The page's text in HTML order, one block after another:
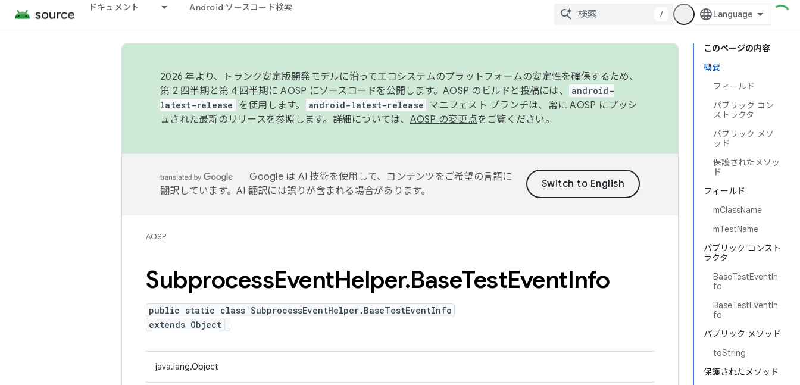
ドキュメント Android ソースコード検索
/
このページの内容
概要
フィールド
パブリック コン
ストラクタ
パブリック メソ
ッド
保護されたメソッ
ド
フィールド
mClassName
mTestName
パブリック コンスト
ラクタ
BaseTestEventIn
fo
BaseTestEventIn
fo
パブリック メソッド
toString
保護されたメソッド
2026 年より、トランク安定版開発モデルに沿ってエコシステムのプラットフォームの安定性を確保するため、
第 2 四半期と第 4 四半期に AOSP にソースコードを公開します。AOSP のビルドと投稿には、
android-
latest-release
を使用します。 android-latest-release マニフェスト ブランチは、常に AOSP にプッシ
ュされた最新のリリースを参照します。詳細については、 AOSP の変更点をご覧ください。
Google は AI 技術を使用して、コンテンツをご希望の言語に
翻訳しています。AI 翻訳には誤りが含まれる場合があります。
AOSP
SubprocessEventHelper.BaseTestEventInfo
public static class SubprocessEventHelper.BaseTestEventInfo
extends Object
java.lang.Object